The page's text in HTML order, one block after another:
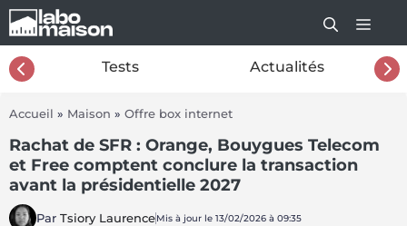
Aller
au
contenu
Tests Actualités
Accueil » Maison » Offre box internet
Rachat de SFR : Orange, Bouygues Telecom
et Free comptent conclure la transaction
avant la présidentielle 2027
Par Tsiory LaurenceMis à jour le 13/02/2026 à 09:35